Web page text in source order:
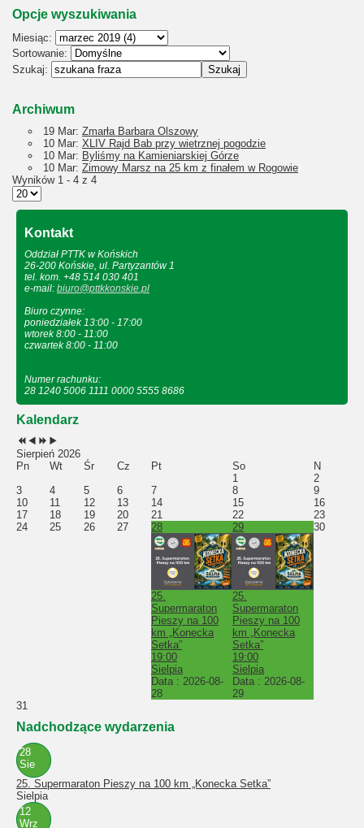
Opcje wyszukiwania
Miesiąc:
Sortowanie:
Szukaj:
Archiwum
19 Mar: Zmarła Barbara Olszowy
10 Mar: XLIV Rajd Bab przy wietrznej pogodzie
10 Mar: Byliśmy na Kamieniarskiej Górze
10 Mar: Zimowy Marsz na 25 km z finałem w Rogowie
Wyników 1 - 4 z 4
Kontakt
Oddział PTTK w Końskich
26-200 Końskie, ul. Partyzantów 1
tel. kom. +48 514 030 401
e-mail: biuro@pttkkonskie.pl
Biuro czynne:
poniedziałek 13:00 - 17:00
wtorek 8:00 - 11:00
czwartek 8:00 - 11:00
Numer rachunku:
28 1240 5006 1111 0000 5555 8686
Kalendarz
Sierpień 2026
Pn
Wt Śr Cz Pt So
N
1
2
3
4 5 6 7 8
9
10
11 12 13 14 15
16
17
18 19 20 21 22
23
24
25 26 27 28
25.
Supermaraton
Pieszy na 100
km „Konecka
Setka”
19:00
Sielpia
Data : 2026-08-
28
29
25.
Supermaraton
Pieszy na 100
km „Konecka
Setka”
19:00
Sielpia
Data : 2026-08-
29
30
31
Nadchodzące wydarzenia
28
Sie
25. Supermaraton Pieszy na 100 km „Konecka Setka”
Sielpia
12
Wrz